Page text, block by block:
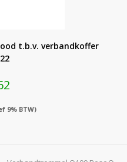
t.b.v. verbandkoffer
9% BTW)